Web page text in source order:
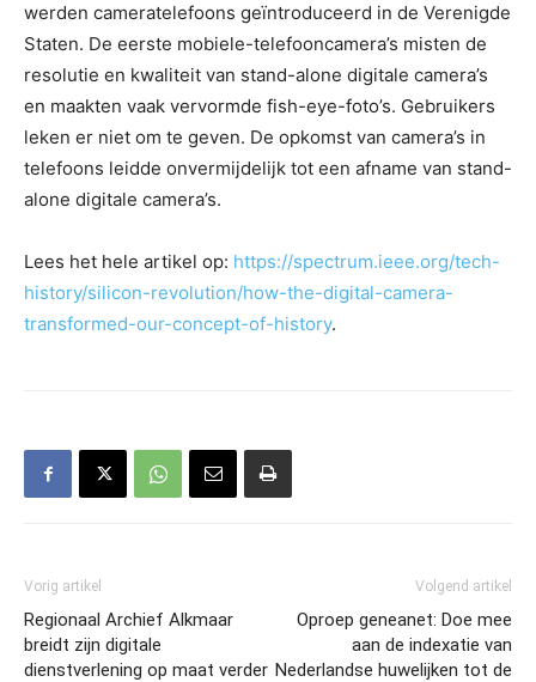
werden cameratelefoons geïntroduceerd in de Verenigde
Staten. De eerste mobiele-telefooncamera’s misten de
resolutie en kwaliteit van stand-alone digitale camera’s
en maakten vaak vervormde fish-eye-foto’s. Gebruikers
leken er niet om te geven. De opkomst van camera’s in
telefoons leidde onvermijdelijk tot een afname van stand-
alone digitale camera’s.
Lees het hele artikel op: https://spectrum.ieee.org/tech-
history/silicon-revolution/how-the-digital-camera-
transformed-our-concept-of-history.
Vorig artikel
Regionaal Archief Alkmaar
breidt zijn digitale
dienstverlening op maat verder
Volgend artikel
Oproep geneanet: Doe mee
aan de indexatie van
Nederlandse huwelijken tot de